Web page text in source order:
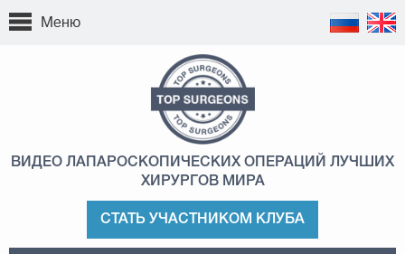
Меню
ВИДЕО ЛАПАРОСКОПИЧЕСКИХ ОПЕРАЦИЙ ЛУЧШИХ
ХИРУРГОВ МИРА
СТАТЬ УЧАСТНИКОМ КЛУБА